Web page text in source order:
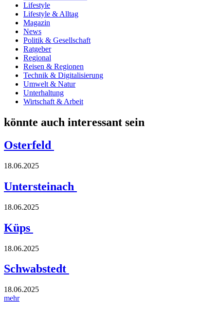
Lifestyle
Lifestyle & Alltag
Magazin
News
Politik & Gesellschaft
Ratgeber
Regional
Reisen & Regionen
Technik & Digitalisierung
Umwelt & Natur
Unterhaltung
Wirtschaft & Arbeit
könnte auch interessant sein
Osterfeld
18.06.2025
Untersteinach
18.06.2025
Küps
18.06.2025
Schwabstedt
18.06.2025
mehr